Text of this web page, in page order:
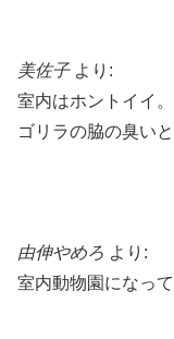
美佐子 より:
室内はホントイイ
ゴリラの脇の臭い
由伸やめろ より:
室内動物園になっ